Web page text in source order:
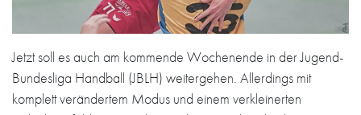
Jetzt soll es auch am kommende Wochenende in der Jugend-
Bundesliga Handball (JBLH) weitergehen. Allerdings mit
komplett verändertem Modus und einem verkleinerten